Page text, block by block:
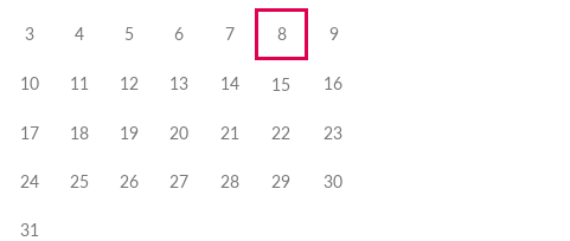
3 4 5 6 7 8 9
10 11 12 13 14 15 16
17 18 19 20 21 22 23
24 25 26 27 28 29 30
31